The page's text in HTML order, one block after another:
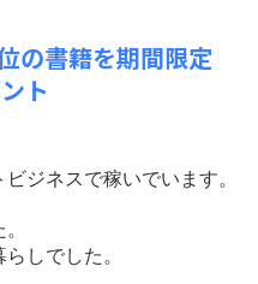
の書籍を期間限定
ト
ジネスで稼いでいます。
しでした。